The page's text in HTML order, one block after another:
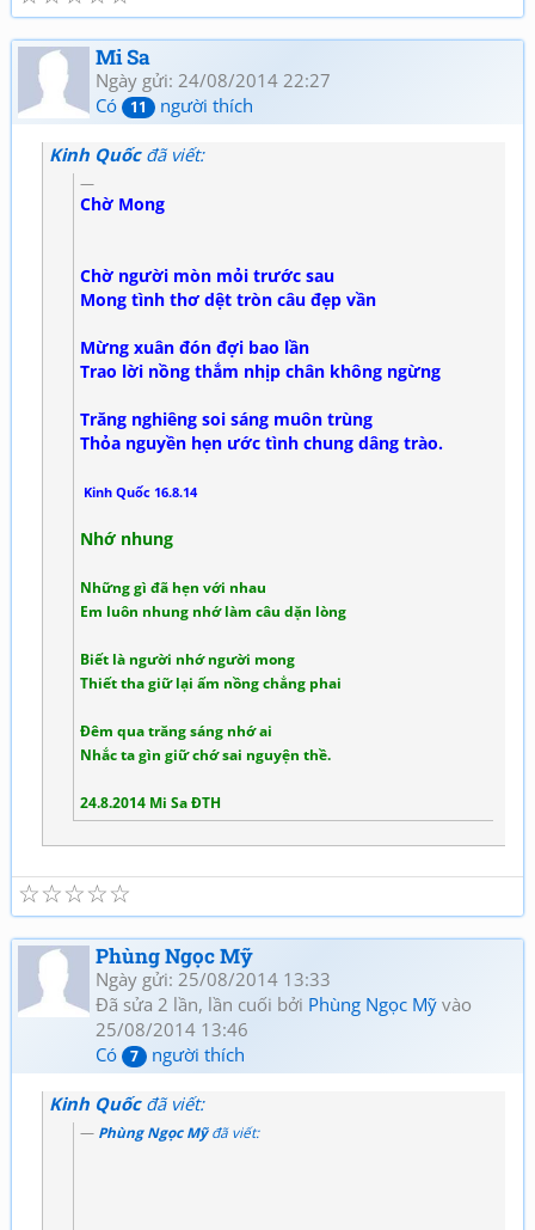
Mi Sa
Ngày gửi: 24/08/2014 22:27
Có
11 người thích
Kinh Quốcđã viết:
Chờ Mong
Chờ người mòn mỏi trước sau
Mong tình thơ dệt tròn câu đẹp vần
Mừng xuân đón đợi bao lần
Trao lời nồng thắm nhịp chân không ngừng
Trăng nghiêng soi sáng muôn trùng
Thỏa nguyền hẹn ước tình chung dâng trào.
Kinh Quốc 16.8.14
Nhớ nhung
Những gì đã hẹn với nhau
Em luôn nhung nhớ làm câu dặn lòng
Biết là người nhớ người mong
Thiết tha giữ lại ấm nồng chẳng phai
Đêm qua trăng sáng nhớ ai
Nhắc ta gìn giữ chớ sai nguyện thề.
24.8.2014 Mi Sa ĐTH
☆
☆
☆
☆
☆
Phùng Ngọc Mỹ
Ngày gửi: 25/08/2014 13:33
Đã sửa 2 lần, lần cuối bởi Phùng Ngọc Mỹ vào
25/08/2014 13:46
Có
7 người thích
Kinh Quốcđã viết:
Phùng Ngọc Mỹđã viết: